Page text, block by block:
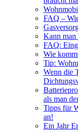
FAQ –
Kann man
FAQ:
Wie
Tip:
Wenn die
als man
Tipps für
an!
Ein Jahr